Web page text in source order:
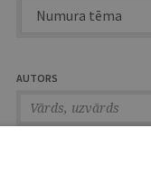
Numura tēma
AUTORS